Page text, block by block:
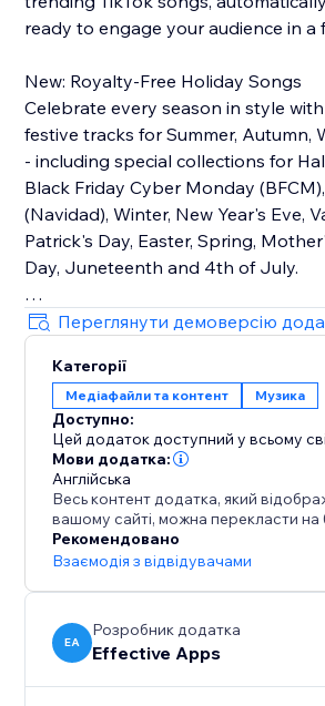
ready to engage your audience in a
New: Royalty-Free Holiday Songs
Celebrate every season in style
festive tracks for Summer, Autumn,
- including special collections for
Black Friday Cyber Monday
(Navidad), Winter, New Year's Eve,
Patrick's Day, Easter, Spring,
Day, Juneteenth and 4th of July.
How It Works
Upload your own audio files or use
library that contains hundreds of
for every holiday and occasion.
Main Features
• TikTok Mode with weekly trending
• Hundreds of holiday songs for
holiday and occasion throughout
• Seamless autoplay & looping
• Customizable widget design,
Переглянути демоверсію
Категорії
Медіафайли та контент Музика
Доступно:
Цей додаток доступний у всьому
Мови додатка:
Англійська
Весь контент додатка, який
вашому сайті, можна перекласти на
Рекомендовано
Взаємодія з відвідувачами
EA
Розробник додатка
Effective Apps